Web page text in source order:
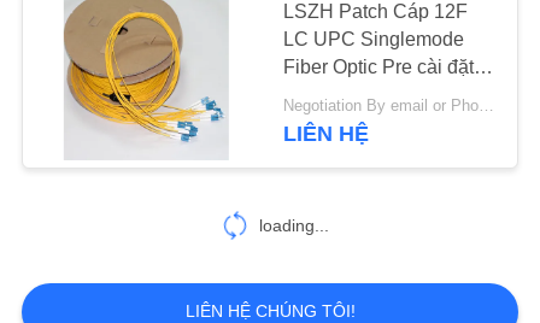
LSZH Patch Cáp 12F
LC UPC Singlemode
Fiber Optic Pre cài đặt
Nhiều
Negotiation By email or Phone Call MOQ:Moq nói là 10 cái
LIÊN HỆ
loading...
LIÊN HỆ CHÚNG TÔI!